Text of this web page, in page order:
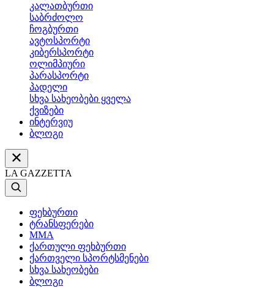
კალათბურთი
საბრძოლო
ჩოგბურთი
ავტოსპორტი
კიბერსპორტი
ოლიმპიური
პარასპორტი
პადელი
სხვა სახეობები ყველა
ქვიზები
ინტერვიუ
ბლოგი
LA GAZZETTA
ფეხბურთი
ტრანსფერები
MMA
ქართული ფეხბურთი
ქართველი სპორტსმენები
სხვა სახეობები
ბლოგი